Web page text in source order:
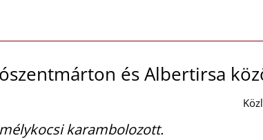
és Albertirsa
karambolozott.